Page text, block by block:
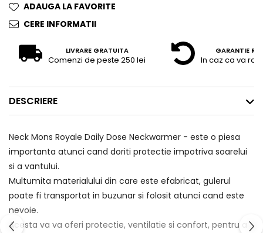
ADAUGA LA FAVORITE
CERE INFORMATII
LIVRARE GRATUITA
Comenzi de peste 250 lei
GARANTIE
In caz ca va
DESCRIERE
Neck Mons Royale Daily Dose Neckwarmer - este o piesa
importanta atunci cand doriti protectie impotriva soarelui
si a vantului.
Multumita materialului din care este efabricat, gulerul
poate fi transportat in buzunar si folosit atunci cand este
nevoie.
Acesta va va oferi protectie, ventilatie si confort, pentru a